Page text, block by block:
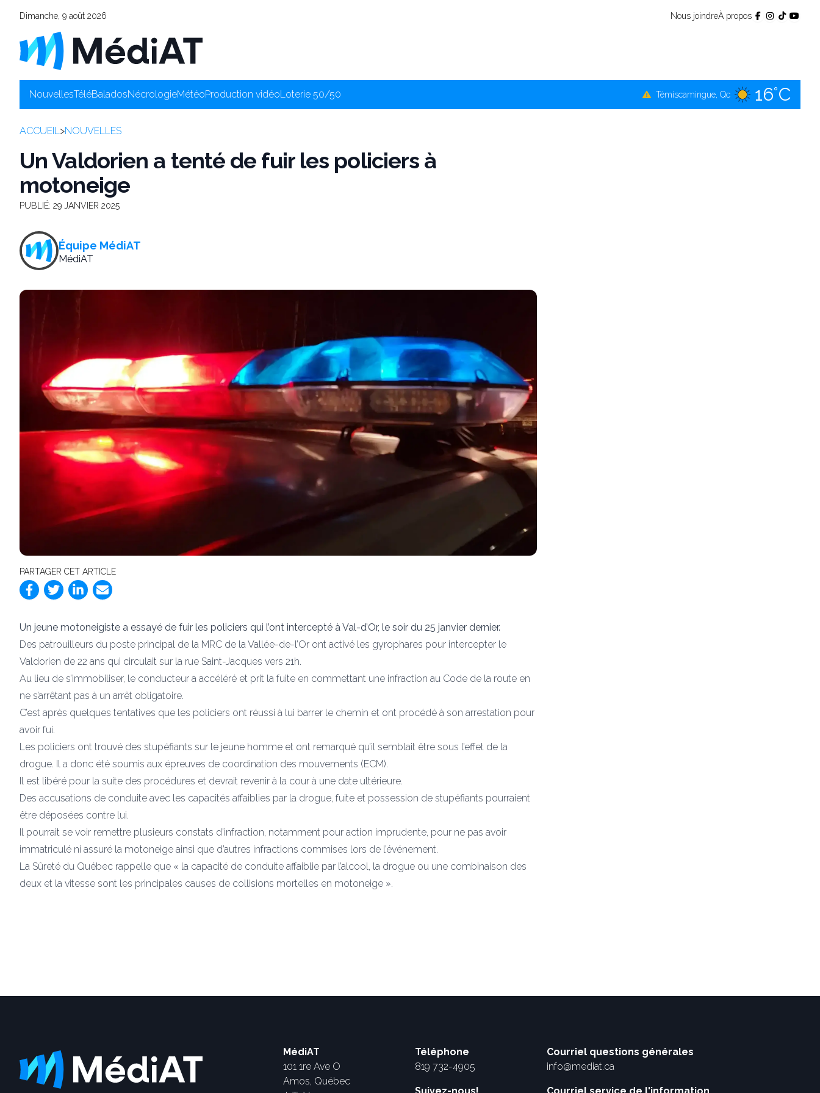
Dimanche, 9 août 2026 Nous joindreÀ propos
NouvellesTéléBaladosNécrologieMétéoProduction vidéoLoterie 50/50 La Sarre, Qc 16°C
ACCUEIL>NOUVELLES
Un Valdorien a tenté de fuir les policiers à
motoneige
PUBLIÉ: 29 JANVIER 2025
Équipe MédiAT
MédiAT
PARTAGER CET ARTICLE
Un jeune motoneigiste a essayé de fuir les policiers qui l’ont intercepté à Val-d’Or, le soir du 25 janvier dernier.
Des patrouilleurs du poste principal de la MRC de la Vallée-de-l’Or ont activé les gyrophares pour intercepter le
Valdorien de 22 ans qui circulait sur la rue Saint-Jacques vers 21h.
Au lieu de s’immobiliser, le conducteur a accéléré et prit la fuite en commettant une infraction au Code de la route en
ne s’arrêtant pas à un arrêt obligatoire.
C’est après quelques tentatives que les policiers ont réussi à lui barrer le chemin et ont procédé à son arrestation pour
avoir fui.
Les policiers ont trouvé des stupéfiants sur le jeune homme et ont remarqué qu’il semblait être sous l’effet de la
drogue. Il a donc été soumis aux épreuves de coordination des mouvements (ECM).
Il est libéré pour la suite des procédures et devrait revenir à la cour à une date ultérieure.
Des accusations de conduite avec les capacités affaiblies par la drogue, fuite et possession de stupéfiants pourraient
être déposées contre lui.
Il pourrait se voir remettre plusieurs constats d’infraction, notamment pour action imprudente, pour ne pas avoir
immatriculé ni assuré la motoneige ainsi que d’autres infractions commises lors de l’événement.
La Sûreté du Québec rappelle que « la capacité de conduite affaiblie par l’alcool, la drogue ou une combinaison des
deux et la vitesse sont les principales causes de collisions mortelles en motoneige ».
MédiAT
101 1re Ave O
Amos, Québec
Téléphone
819 732-4905
Courriel questions générales
info@mediat.ca